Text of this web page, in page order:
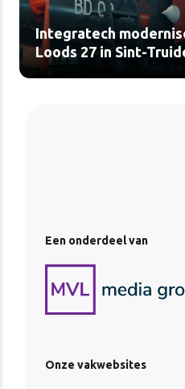
Integratech
Loods 27 in Sint-
Een onderdeel van
Onze vakwebsites